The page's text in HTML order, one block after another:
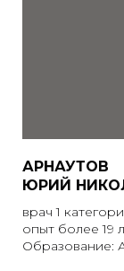
АРНАУТОВ
ЮРИЙ
врач 1
опыт более 19